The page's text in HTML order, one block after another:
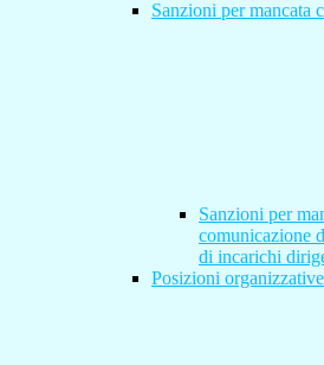
Sanzioni per mancata
Sanzioni per
comunicazione
di incarichi
Posizioni organizzative